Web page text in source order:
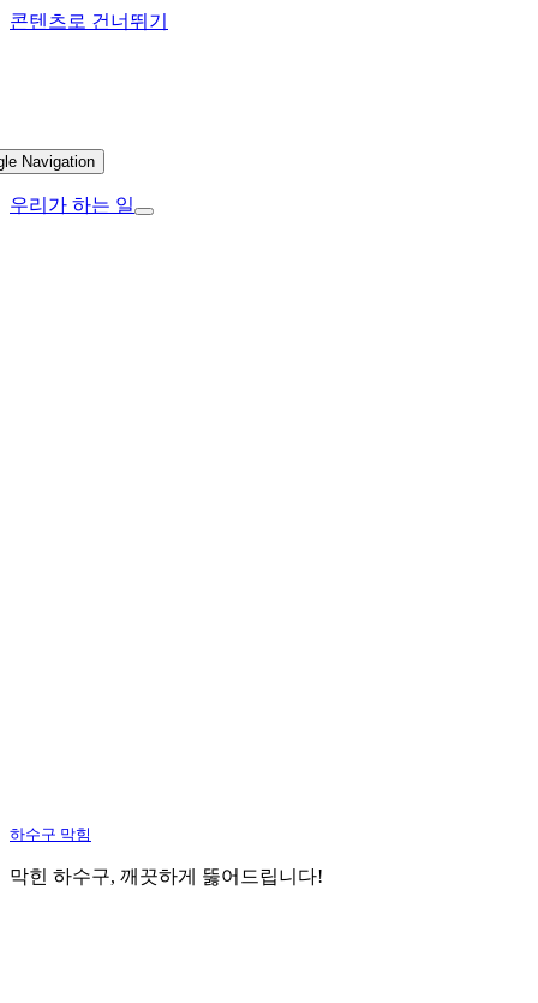
콘텐츠로 건너뛰기
Navigation
우리가 하는 일
하수구 막힘
막힌 하수구, 깨끗하게 뚫어드립니다!